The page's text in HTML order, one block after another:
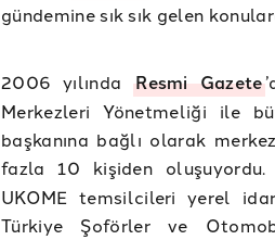
gündemine sık sık gelen
2006 yılındaResmi Gazete
Merkezleri Yönetmeliği ile
başkanına bağlı olarak
fazla 10 kişiden
UKOME temsilcileri yerel
Türkiye Şoförler ve